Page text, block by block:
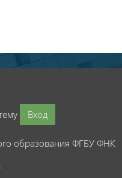
Вход
образования ФГБУ